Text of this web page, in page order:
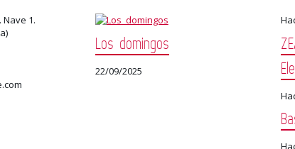
1.
Los domingos
22/09/2025